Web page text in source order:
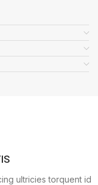
ultricies torquent id